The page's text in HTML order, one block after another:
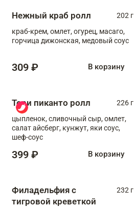
Нежный краб ролл
202 г
краб-крем, омлет, огурец, масаго,
горчица дижонская, медовый соус
309 ₽ В корзину
Тори пиканто ролл
226 г
цыпленок, сливочный сыр, омлет,
салат айсберг, кунжут, яки соус,
шеф-соус
399 ₽ В корзину
Филадельфия с
тигровой креветкой
232 г